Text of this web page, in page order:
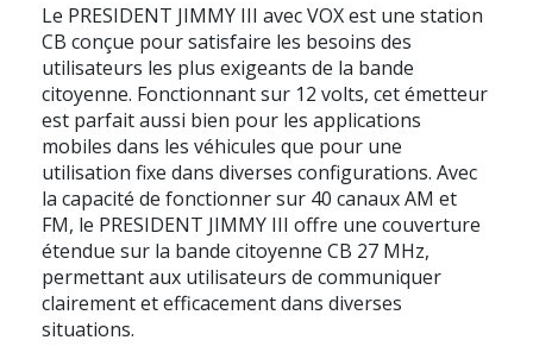
Le PRESIDENT JIMMY III avec VOX est une station
CB conçue pour satisfaire les besoins des
utilisateurs les plus exigeants de la bande
citoyenne. Fonctionnant sur 12 volts, cet émetteur
est parfait aussi bien pour les applications
mobiles dans les véhicules que pour une
utilisation fixe dans diverses configurations. Avec
la capacité de fonctionner sur 40 canaux AM et
FM, le PRESIDENT JIMMY III offre une couverture
étendue sur la bande citoyenne CB 27 MHz,
permettant aux utilisateurs de communiquer
clairement et efficacement dans diverses
situations.